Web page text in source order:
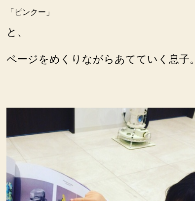
「ピンクー」
と、
ページをめくりながらあてていく息子。